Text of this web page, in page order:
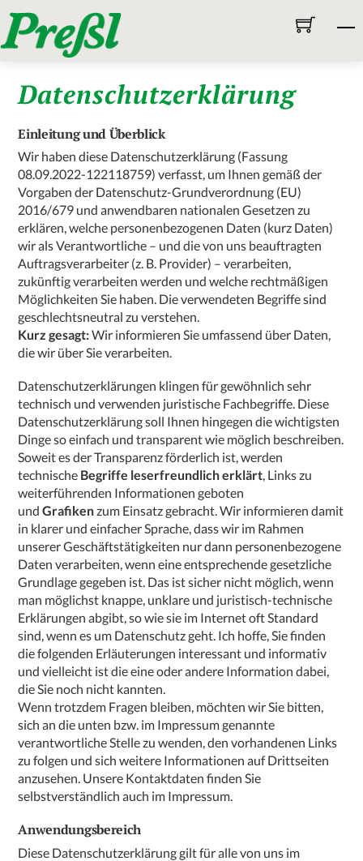
to
content
Datenschutzerklärung
Einleitung und Überblick
Wir haben diese Datenschutzerklärung (Fassung
08.09.2022-122118759) verfasst, um Ihnen gemäß der
Vorgaben der Datenschutz-Grundverordnung (EU)
2016/679 und anwendbaren nationalen Gesetzen zu
erklären, welche personenbezogenen Daten (kurz Daten)
wir als Verantwortliche – und die von uns beauftragten
Auftragsverarbeiter (z. B. Provider) – verarbeiten,
zukünftig verarbeiten werden und welche rechtmäßigen
Möglichkeiten Sie haben. Die verwendeten Begriffe sind
geschlechtsneutral zu verstehen.
Kurz gesagt:Wir informieren Sie umfassend über Daten,
die wir über Sie verarbeiten.
Datenschutzerklärungen klingen für gewöhnlich sehr
technisch und verwenden juristische Fachbegriffe. Diese
Datenschutzerklärung soll Ihnen hingegen die wichtigsten
Dinge so einfach und transparent wie möglich beschreiben.
Soweit es der Transparenz förderlich ist, werden
technische Begriffe leserfreundlich erklärt, Links zu
weiterführenden Informationen geboten
undGrafikenzum Einsatz gebracht. Wir informieren damit
in klarer und einfacher Sprache, dass wir im Rahmen
unserer Geschäftstätigkeiten nur dann personenbezogene
Daten verarbeiten, wenn eine entsprechende gesetzliche
Grundlage gegeben ist. Das ist sicher nicht möglich, wenn
man möglichst knappe, unklare und juristisch-technische
Erklärungen abgibt, so wie sie im Internet oft Standard
sind, wenn es um Datenschutz geht. Ich hoffe, Sie finden
die folgenden Erläuterungen interessant und informativ
und vielleicht ist die eine oder andere Information dabei,
die Sie noch nicht kannten.
Wenn trotzdem Fragen bleiben, möchten wir Sie bitten,
sich an die unten bzw. im Impressum genannte
verantwortliche Stelle zu wenden, den vorhandenen Links
zu folgen und sich weitere Informationen auf Drittseiten
anzusehen. Unsere Kontaktdaten finden Sie
selbstverständlich auch im Impressum.
Anwendungsbereich
Diese Datenschutzerklärung gilt für alle von uns im